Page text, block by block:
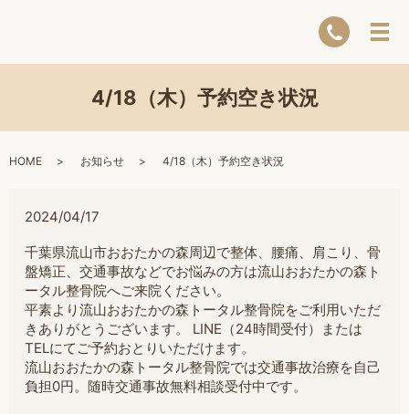
4/18（木）予約空き状況
HOME お知らせ 4/18（木）予約空き状況
2024/04/17
千葉県流山市おおたかの森周辺で整体、腰痛、肩こり、骨
盤矯正、交通事故などでお悩みの方は流山おおたかの森ト
ータル整骨院へご来院ください。
平素より流山おおたかの森トータル整骨院をご利用いただ
きありがとうございます。 LINE（24時間受付）または
TELにてご予約おとりいただけます。
流山おおたかの森トータル整骨院では交通事故治療を自己
負担0円。随時交通事故無料相談受付中です。